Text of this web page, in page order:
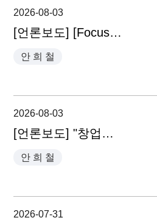
2026-08-03
[언론보도] [Focus] 'M&A 톱 10' 부티크 5곳의 전문성과 강점 - 안희철 대표변호사
안 희 철
2026-08-03
[언론보도] "창업생태계 망치는 무늬만 모험자본…실패 용인 투자문화 필요" - 안희철 대표변호사
안 희 철
2026-07-31